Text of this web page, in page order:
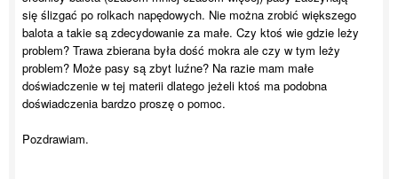
się ślizgać po rolkach napędowych. Nie można zrobić większego
balota a takie są zdecydowanie za małe. Czy ktoś wie gdzie leży
problem? Trawa zbierana była dość mokra ale czy w tym leży
problem? Może pasy są zbyt luźne? Na razie mam małe
doświadczenie w tej materii dlatego jeżeli ktoś ma podobna
doświadczenia bardzo proszę o pomoc.
Pozdrawiam.